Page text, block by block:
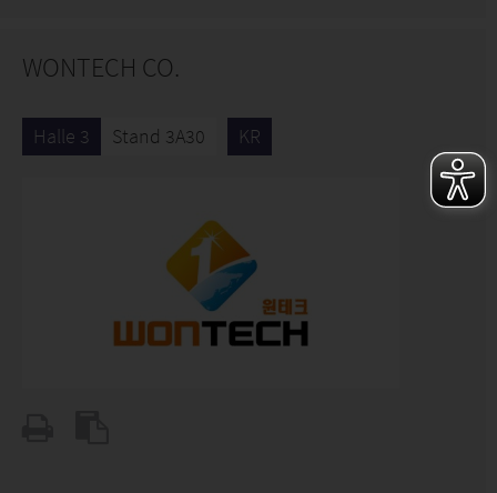
WONTECH CO.
Halle 3 Stand 3A30 KR